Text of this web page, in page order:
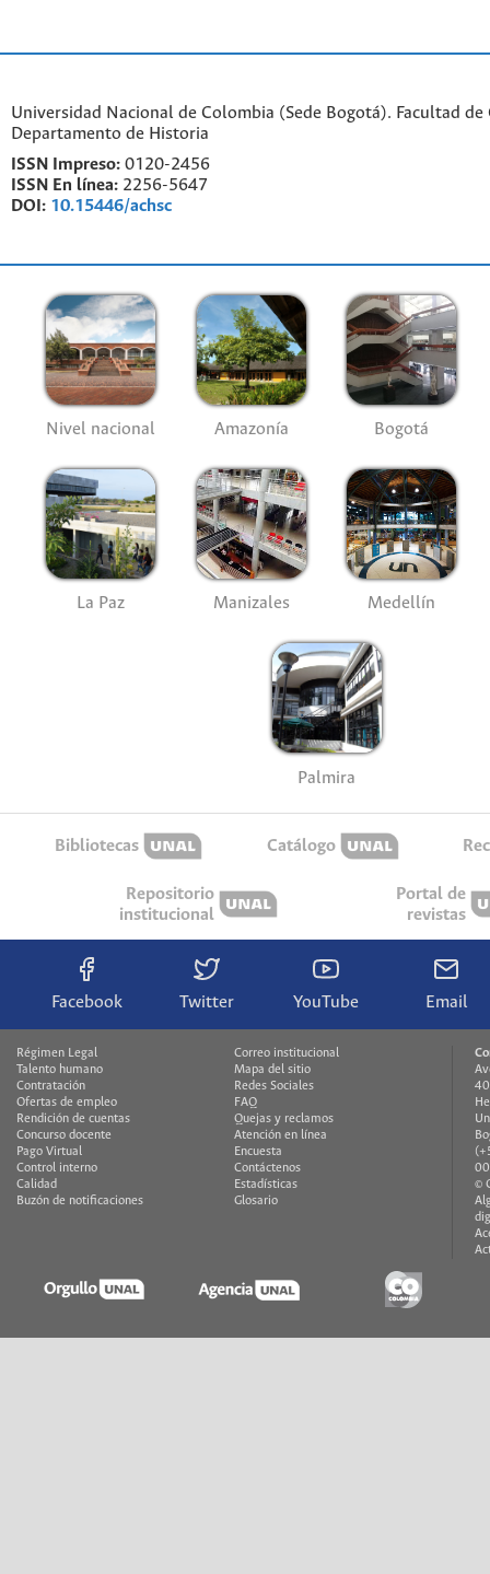
Universidad Nacional de Colombia (Sede Bogotá). Facultad de
Departamento de Historia
ISSN Impreso: 0120-2456
ISSN En línea: 2256-5647
DOI: 10.15446/achsc
Nivel nacional Amazonía Bogotá
La Paz Manizales Medellín
Palmira
Bibliotecas Catálogo
Repositorio
institucional
Portal de
revistas
Facebook Twitter YouTube Email
Régimen Legal
Talento humano
Contratación
Ofertas de empleo
Rendición de cuentas
Concurso docente
Pago Virtual
Control interno
Calidad
Buzón de notificaciones
Correo institucional
Mapa del sitio
Redes Sociales
FAQ
Quejas y reclamos
Atención en línea
Encuesta
Contáctenos
Estadísticas
Glosario
©